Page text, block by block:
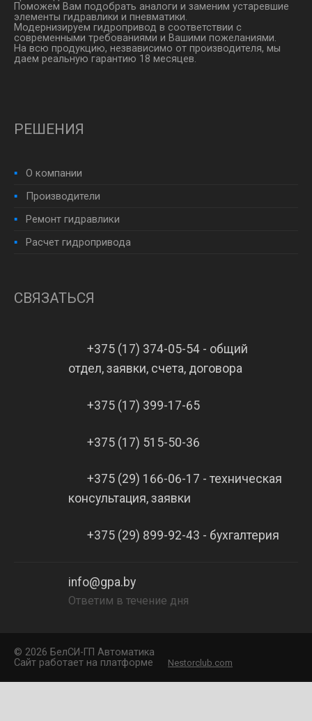
Поможем Вам подобрать аналоги и заменим устаревшие
элементы гидравлики и пневматики.
Модернизируем гидропривод в соответствии с
современными требованиями и Вашими пожеланиями.
На всю продукцию, незвависимо от производителя, мы
даем реальную гарантию 18 месяцев.
РЕШЕНИЯ
О компании
Производители
Ремонт гидравлики
Расчет гидропривода
СВЯЗАТЬСЯ
+375 (17) 374-05-54 - общий
отдел, заявки, счета, договора
+375 (17) 399-17-65
+375 (17) 515-50-36
+375 (29) 166-06-17 - техническая
консультация, заявки
+375 (29) 899-92-43 - бухгалтерия
info@gpa.by
Ответим в течение дня
© 2026 БелCИ-ГП Автоматика
Сайт работает на платформе
Nestorclub.com